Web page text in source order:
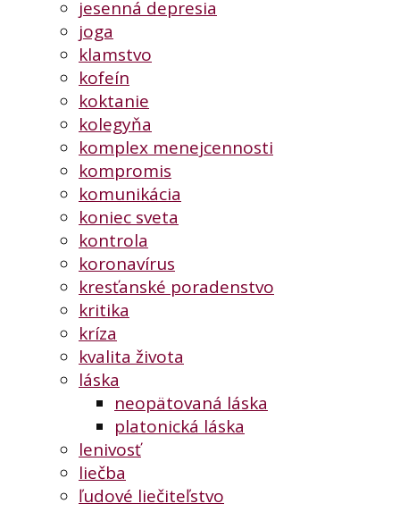
jesenná depresia
joga
klamstvo
kofeín
koktanie
kolegyňa
komplex menejcennosti
kompromis
komunikácia
koniec sveta
kontrola
koronavírus
kresťanské poradenstvo
kritika
kríza
kvalita života
láska
neopätovaná láska
platonická láska
lenivosť
liečba
ľudové liečiteľstvo